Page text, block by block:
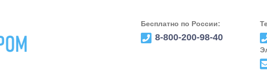
Бесплатно по России:
8-800-200-98-40